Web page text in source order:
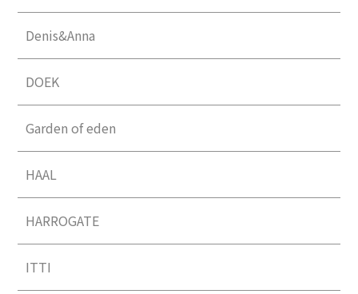
Denis&Anna
DOEK
Garden of eden
HAAL
HARROGATE
ITTI